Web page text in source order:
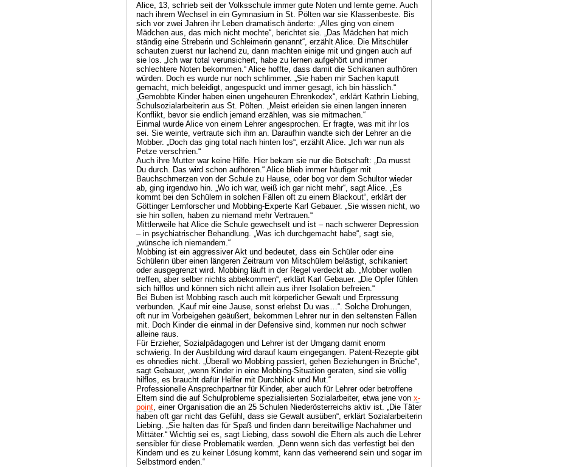
Alice, 13, schrieb seit der Volksschule immer gute Noten und lernte gerne. Auch
nach ihrem Wechsel in ein Gymnasium in St. Pölten war sie Klassenbeste. Bis
sich vor zwei Jahren ihr Leben dramatisch änderte: „Alles ging von einem
Mädchen aus, das mich nicht mochte“, berichtet sie. „Das Mädchen hat mich
ständig eine Streberin und Schleimerin genannt“, erzählt Alice. Die Mitschüler
schauten zuerst nur lachend zu, dann machten einige mit und gingen auch auf
sie los. „Ich war total verunsichert, habe zu lernen aufgehört und immer
schlechtere Noten bekommen.“ Alice hoffte, dass damit die Schikanen aufhören
würden. Doch es wurde nur noch schlimmer. „Sie haben mir Sachen kaputt
gemacht, mich beleidigt, angespuckt und immer gesagt, ich bin hässlich.“
„Gemobbte Kinder haben einen ungeheuren Ehrenkodex“, erklärt Kathrin Liebing,
Schulsozialarbeiterin aus St. Pölten. „Meist erleiden sie einen langen inneren
Konflikt, bevor sie endlich jemand erzählen, was sie mitmachen.“
Einmal wurde Alice von einem Lehrer angesprochen. Er fragte, was mit ihr los
sei. Sie weinte, vertraute sich ihm an. Daraufhin wandte sich der Lehrer an die
Mobber. „Doch das ging total nach hinten los“, erzählt Alice. „Ich war nun als
Petze verschrien.“
Auch ihre Mutter war keine Hilfe. Hier bekam sie nur die Botschaft: „Da musst
Du durch. Das wird schon aufhören.“ Alice blieb immer häufiger mit
Bauchschmerzen von der Schule zu Hause, oder bog vor dem Schultor wieder
ab, ging irgendwo hin. „Wo ich war, weiß ich gar nicht mehr“, sagt Alice. „Es
kommt bei den Schülern in solchen Fällen oft zu einem Blackout“, erklärt der
Göttinger Lernforscher und Mobbing-Experte Karl Gebauer. „Sie wissen nicht, wo
sie hin sollen, haben zu niemand mehr Vertrauen.“
Mittlerweile hat Alice die Schule gewechselt und ist – nach schwerer Depression
– in psychiatrischer Behandlung. „Was ich durchgemacht habe“, sagt sie,
„wünsche ich niemandem.“
Mobbing ist ein aggressiver Akt und bedeutet, dass ein Schüler oder eine
Schülerin über einen längeren Zeitraum von Mitschülern belästigt, schikaniert
oder ausgegrenzt wird. Mobbing läuft in der Regel verdeckt ab. „Mobber wollen
treffen, aber selber nichts abbekommen“, erklärt Karl Gebauer. „Die Opfer fühlen
sich hilflos und können sich nicht allein aus ihrer Isolation befreien.“
Bei Buben ist Mobbing rasch auch mit körperlicher Gewalt und Erpressung
verbunden. „Kauf mir eine Jause, sonst erlebst Du was…“. Solche Drohungen,
oft nur im Vorbeigehen geäußert, bekommen Lehrer nur in den seltensten Fällen
mit. Doch Kinder die einmal in der Defensive sind, kommen nur noch schwer
alleine raus.
Für Erzieher, Sozialpädagogen und Lehrer ist der Umgang damit enorm
schwierig. In der Ausbildung wird darauf kaum eingegangen. Patent-Rezepte gibt
es ohnedies nicht. „Überall wo Mobbing passiert, gehen Beziehungen in Brüche“,
sagt Gebauer, „wenn Kinder in eine Mobbing-Situation geraten, sind sie völlig
hilflos, es braucht dafür Helfer mit Durchblick und Mut.“
Professionelle Ansprechpartner für Kinder, aber auch für Lehrer oder betroffene
Eltern sind die auf Schulprobleme spezialisierten Sozialarbeiter, etwa jene von x-
point, einer Organisation die an 25 Schulen Niederösterreichs aktiv ist. „Die Täter
haben oft gar nicht das Gefühl, dass sie Gewalt ausüben“, erklärt Sozialarbeiterin
Liebing. „Sie halten das für Spaß und finden dann bereitwillige Nachahmer und
Mittäter.“ Wichtig sei es, sagt Liebing, dass sowohl die Eltern als auch die Lehrer
sensibler für diese Problematik werden. „Denn wenn sich das verfestigt bei den
Kindern und es zu keiner Lösung kommt, kann das verheerend sein und sogar im
Selbstmord enden.“